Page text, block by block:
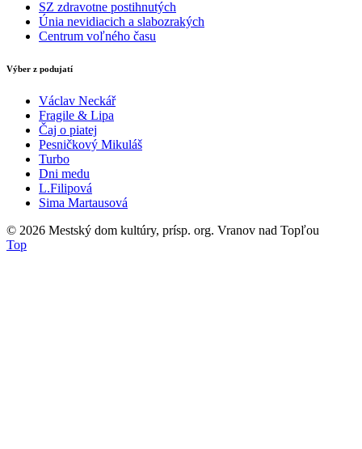
SZ zdravotne postihnutých
Únia nevidiacich a slabozrakých
Centrum voľného času
Výber z podujatí
Václav Neckář
Fragile & Lipa
Čaj o piatej
Pesničkový Mikuláš
Turbo
Dni medu
L.Filipová
Sima Martausová
© 2026 Mestský dom kultúry, prísp. org. Vranov nad Topľou
Top